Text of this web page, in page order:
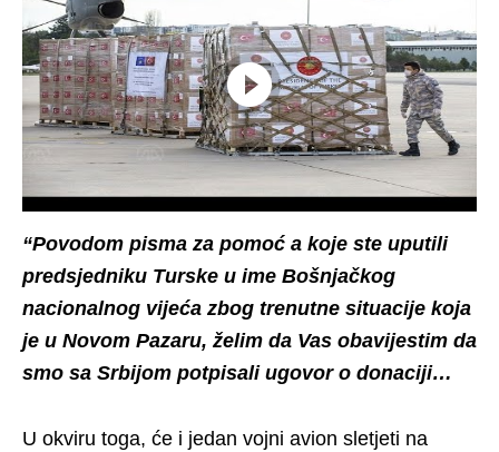
“Povodom pisma za pomoć a koje ste uputili
predsjedniku Turske u ime Bošnjačkog
nacionalnog vijeća zbog trenutne situacije koja
je u Novom Pazaru, želim da Vas obavijestim da
smo sa Srbijom potpisali ugovor o donaciji…
U okviru toga, će i jedan vojni avion sletjeti na